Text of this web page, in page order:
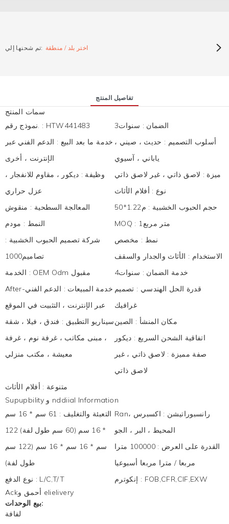
تم شحنها إلي: اختر بلد / منطقة
تفاصيل المنتج
سمات المنتج
نموذج رقم. : HTW441483 الضمان : سنوات3
خدمة ما بعد البيع : الدعم الفني عبر
الإنترنت ، أخرى
أسلوب التصميم : حديث ، صيني ،
ياباني ، آسيوي
وظيفة : ديكور ، مقاوم للانفجار ،
عزل حراري
ميزة : لاصق ذاتي ، غير لاصق ذاتي
نوع : أفلام الأثاث
المعالجة السطحية : منقوش حجم الحبوب الخشبية : م1.22*50
النمط : مودم MOQ :
متر مربع1
شركة تصميم الحبوب الخشبية :
تصاميم1000
نمط : مخصص
الاستخدام : الأثاث والجدار والسقف
: OEM Odm مقبول خدمة الضمان : سنوات4
After-خدمة المبيعات : الدعم الفني
عبر الإنترنت ، التثبيت في الموقع
قدرة الحل الهندسي : تصميم
غرافيك
سيناريو التطبيق : فندق ، فيلا ، شقة
، مبنى مكاتب ، غرفة نوم ، غرفة
معيشة ، مكتب منزلي
مكان المنشأ : الصين
اتفاقية الشحن السريع : ديكور
صفة مميزة : لاصق ذاتي ، غير
لاصق ذاتي
متنوعة : أفلام الأثاث
Supupbility و nddiial Information
التعبئة والتغليف :
61 سم * 16 سم
* 16 سم (60 سم طول لفة) 122
سم * 16 سم * 16 سم (122 سم
طول لفة)
Ranرانسبوراتيشن : اكسبرس ،
المحيط ، البر ، الجو
القدرة على العرض :
100000 مترا
مربعا / مترا مربعا أسبوعيا
: L/C,T/T : FOB,CFR,CIF,EXW
Ackأحمق و elielivery
بيع الوحدات:
لفافة